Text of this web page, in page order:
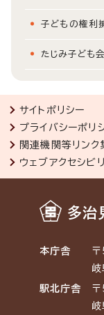
子どもの権利
たじみ子ども
サイトポリシー
プライバシーポリ
関連機関等リンク
ウェブアクセシビ
多治
本庁舎
駅北庁舎